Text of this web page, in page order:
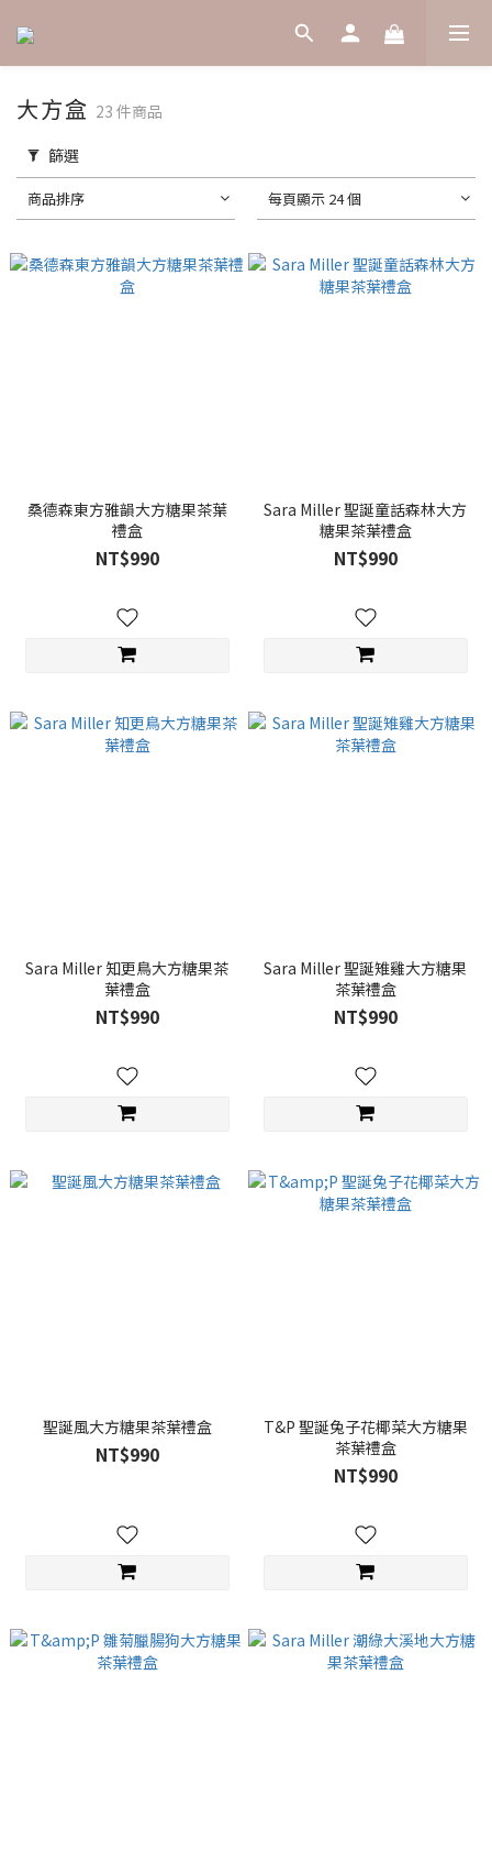
大方盒 23 件商品
篩選
商品排序 每頁顯示 24 個
桑德森東方雅韻大方糖果茶葉
禮盒
NT$990
Sara Miller 聖誕童話森林大方
糖果茶葉禮盒
NT$990
Sara Miller 知更鳥大方糖果茶
葉禮盒
NT$990
Sara Miller 聖誕雉雞大方糖果
茶葉禮盒
NT$990
聖誕風大方糖果茶葉禮盒
NT$990
T&P 聖誕兔子花椰菜大方糖果
茶葉禮盒
NT$990